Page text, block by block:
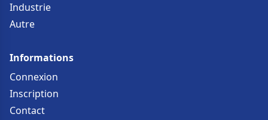
Industrie
Autre
Informations
Connexion
Inscription
Contact